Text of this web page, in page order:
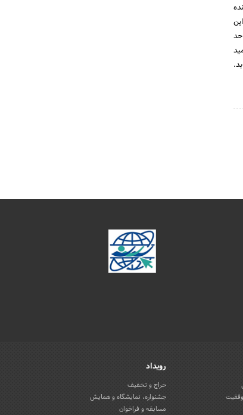
رویداد
حراج و تخفیف
جشنواره، نمایشگاه و همایش
مسابقه و فراخوان